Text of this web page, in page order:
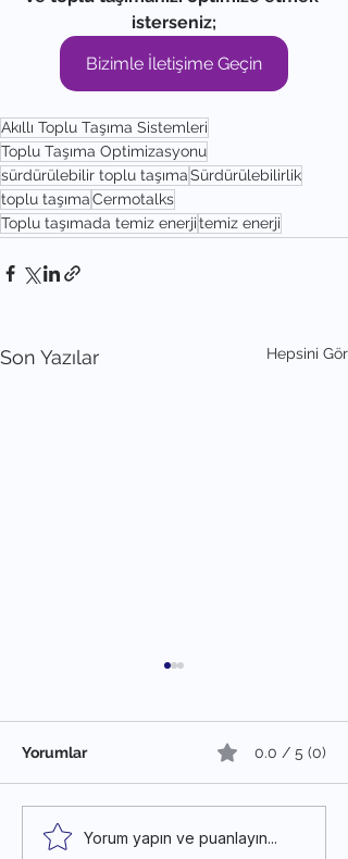
isterseniz;
Bizimle İletişime Geçin
Akıllı Toplu Taşıma Sistemleri
Toplu Taşıma Optimizasyonu
sürdürülebilir toplu taşımaSürdürülebilirlik
toplu taşımaCermotalks
Toplu taşımada temiz enerjitemiz enerji
Son Yazılar Hepsini Gör
#Cermotalks2: Cermoni
Yorumlar 0.0 / 5 (0)
Yorum yapın ve puanlayın...